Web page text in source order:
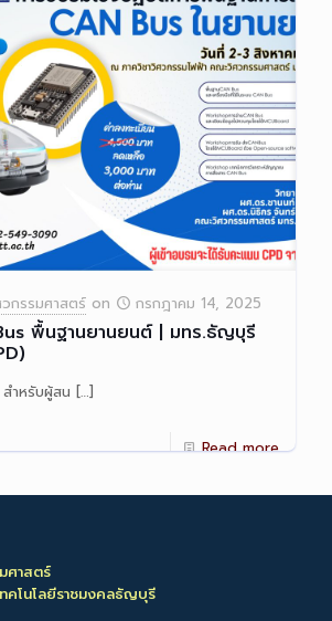
กรรมศาสตร์ on กรกฎาคม 14, 2025
พื้นฐานยานยนต์ | มทร.ธัญบุรี
ำหรับผู้สน […]
Read more
ศาสตร์
ทคโนโลยีราชมงคลธัญบุรี